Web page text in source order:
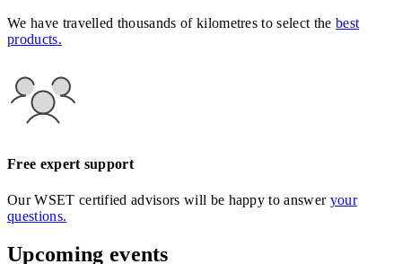
We have travelled thousands of kilometres to select the best
products.
Free expert support
Our WSET certified advisors will be happy to answer your
questions.
Upcoming events